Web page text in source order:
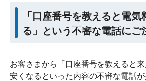
「口座番号を教えると電
る」という不審な電話にご
お客さまから「口座番号を教えると
安くなるといった内容の不審な電話